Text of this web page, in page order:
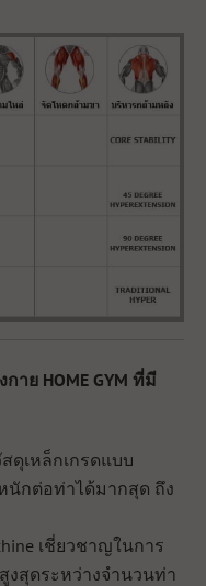
กาย HOME GYM ที่มี
ดุเหล็กเกรดแบบ
นักต่อท่าได้มากสุด ถึง
เชี่ยวชาญในการ
สุดระหว่างจำนวนท่า